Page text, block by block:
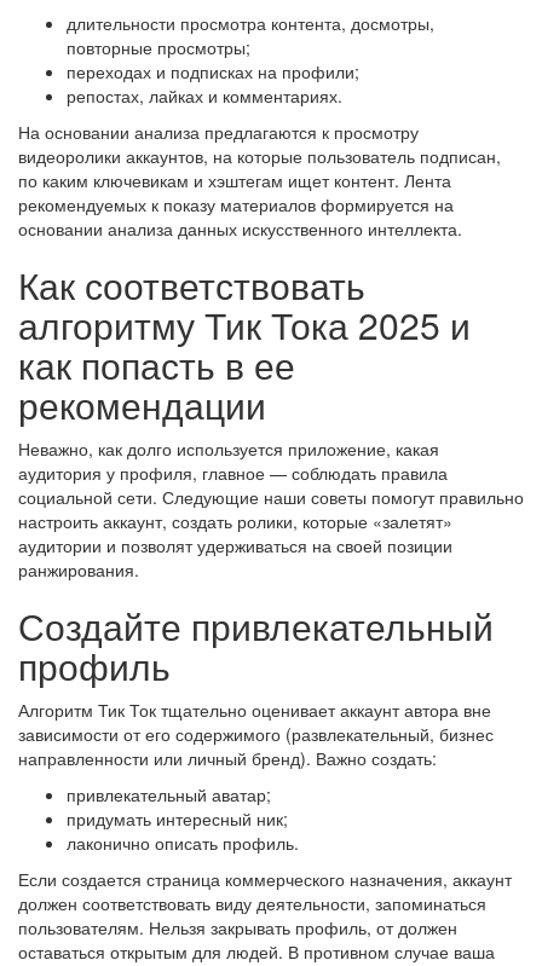
длительности просмотра контента, досмотры,
повторные просмотры;
переходах и подписках на профили;
репостах, лайках и комментариях.
На основании анализа предлагаются к просмотру
видеоролики аккаунтов, на которые пользователь подписан,
по каким ключевикам и хэштегам ищет контент. Лента
рекомендуемых к показу материалов формируется на
основании анализа данных искусственного интеллекта.
Как соответствовать
алгоритму Тик Тока 2025 и
как попасть в ее
рекомендации
Неважно, как долго используется приложение, какая
аудитория у профиля, главное — соблюдать правила
социальной сети. Следующие наши советы помогут правильно
настроить аккаунт, создать ролики, которые «залетят»
аудитории и позволят удерживаться на своей позиции
ранжирования.
Создайте привлекательный
профиль
Алгоритм Тик Ток тщательно оценивает аккаунт автора вне
зависимости от его содержимого (развлекательный, бизнес
направленности или личный бренд). Важно создать:
привлекательный аватар;
придумать интересный ник;
лаконично описать профиль.
Если создается страница коммерческого назначения, аккаунт
должен соответствовать виду деятельности, запоминаться
пользователям. Нельзя закрывать профиль, от должен
оставаться открытым для людей. В противном случае ваша